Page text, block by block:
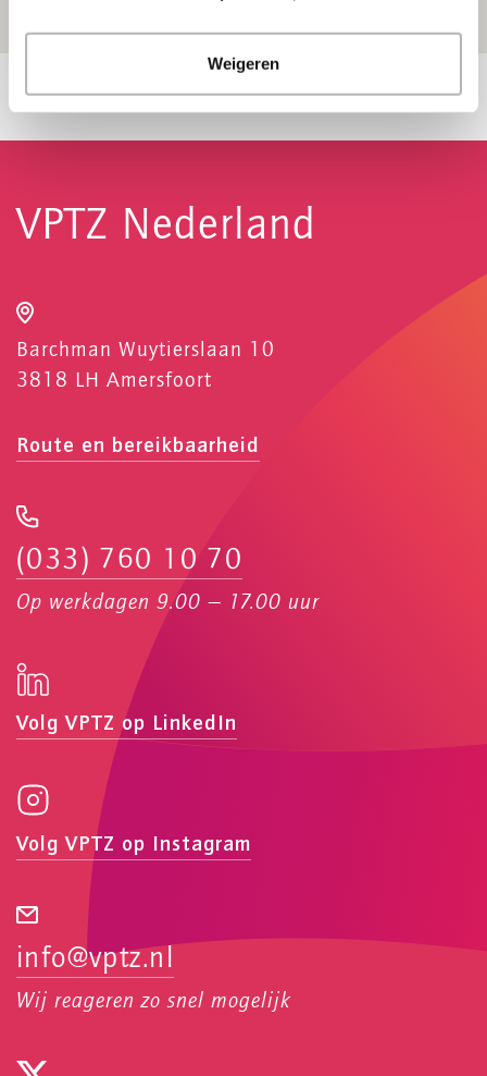
Weigeren
VPTZ Nederland
Barchman Wuytierslaan 10
3818 LH Amersfoort
Route en bereikbaarheid
(033) 760 10 70
Op werkdagen 9.00 — 17.00 uur
Volg VPTZ op LinkedIn
Volg VPTZ op Instagram
info@vptz.nl
Wij reageren zo snel mogelijk